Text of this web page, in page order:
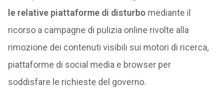
le relative piattaforme di disturbo mediante il
ricorso a campagne di pulizia online rivolte alla
rimozione dei contenuti visibili sui motori di ricerca,
piattaforme di social media e browser per
soddisfare le richieste del governo.